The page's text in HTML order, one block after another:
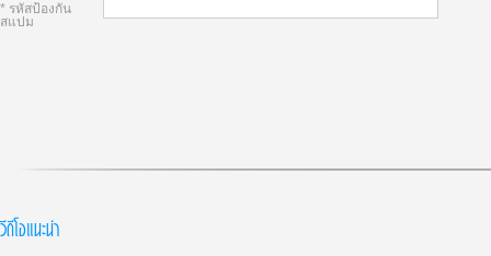
* รหัสป้องกัน
สแปม
วีดีโอแนะนำ